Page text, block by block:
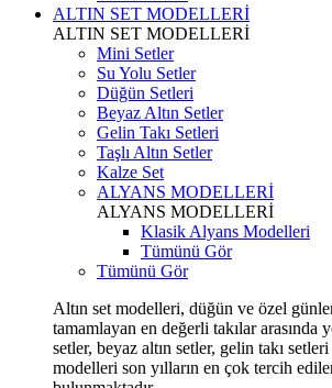
ALTIN SET MODELLERİ
ALTIN SET MODELLERİ
Mini Setler
Su Yolu Setler
Düğün Setleri
Beyaz Altın Setler
Gelin Takı Setleri
Taşlı Altın Setler
Kalze Set
ALYANS MODELLERİ
ALYANS MODELLERİ
Klasik Alyans Modelleri
Tümünü Gör
Tümünü Gör
Altın set modelleri, düğün ve özel
tamamlayan en değerli takılar arasında
setler, beyaz altın setler, gelin takı setleri
modelleri son yılların en çok tercih